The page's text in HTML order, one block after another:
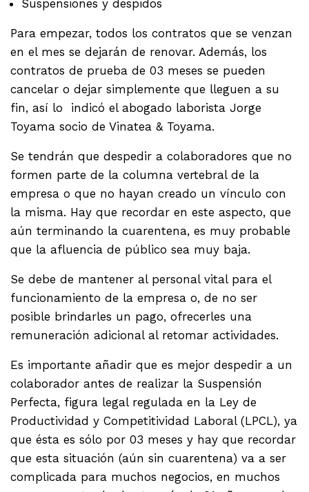
Suspensiones y despidos
Para empezar, todos los contratos que se venzan
en el mes se dejarán de renovar. Además, los
contratos de prueba de 03 meses se pueden
cancelar o dejar simplemente que lleguen a su
fin, así lo indicó el abogado laborista Jorge
Toyama socio de Vinatea & Toyama.
Se tendrán que despedir a colaboradores que no
formen parte de la columna vertebral de la
empresa o que no hayan creado un vínculo con
la misma. Hay que recordar en este aspecto, que
aún terminando la cuarentena, es muy probable
que la afluencia de público sea muy baja.
Se debe de mantener al personal vital para el
funcionamiento de la empresa o, de no ser
posible brindarles un pago, ofrecerles una
remuneración adicional al retomar actividades.
Es importante añadir que es mejor despedir a un
colaborador antes de realizar la Suspensión
Perfecta, figura legal regulada en la Ley de
Productividad y Competitividad Laboral (LPCL), ya
que ésta es sólo por 03 meses y hay que recordar
que esta situación (aún sin cuarentena) va a ser
complicada para muchos negocios, en muchos